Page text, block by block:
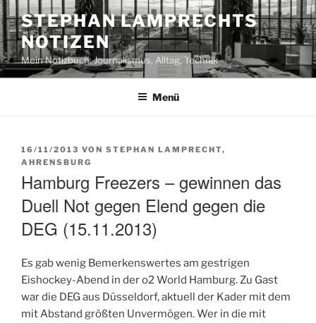
Zum
Inhalt
springen
STEPHAN LAMPRECHTS
NOTIZEN
Mein Notizbuch: Journalismus, Alltag, Technik
Menü
VERÖFFENTLICHT
AM
16/11/2013 VON STEPHAN LAMPRECHT,
AHRENSBURG
Hamburg Freezers – gewinnen das
Duell Not gegen Elend gegen die
DEG (15.11.2013)
Es gab wenig Bemerkenswertes am gestrigen
Eishockey-Abend in der o2 World Hamburg. Zu Gast
war die DEG aus Düsseldorf, aktuell der Kader mit dem
mit Abstand größten Unvermögen. Wer in die mit